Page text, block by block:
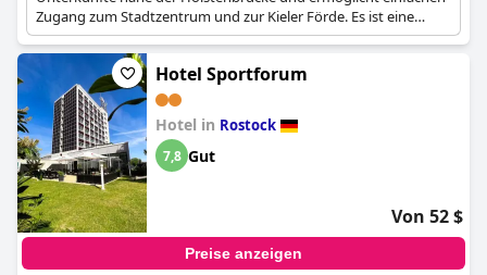
Zugang zum Stadtzentrum und zur Kieler Förde. Es ist eine
praktische Wahl für Reisende, die eine erschwingliche
Unterkunft in Kiel suchen.
Hotel Sportforum
Hotel in Rostock
7,8 Gut
Von 52 $
Preise anzeigen